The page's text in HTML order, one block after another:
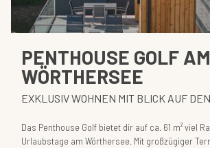
PENTHOUSE GOLF AM
WÖRTHERSEE
EXKLUSIV WOHNEN MIT BLICK AUF
Das Penthouse Golf bietet dir auf ca. 61 m² viel
Urlaubstage am Wörthersee. Mit großzügiger